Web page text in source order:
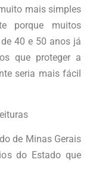
mais simples
porque muitos
40 e 50 anos já
que proteger a
seria mais fácil
de Minas Gerais
do Estado que